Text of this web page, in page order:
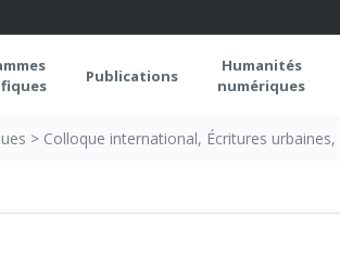
Publications
Humanités
numériques
> Colloque international, Écritures